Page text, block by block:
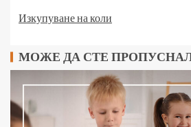
Изкупуване на коли
МОЖЕ ДА СТЕ